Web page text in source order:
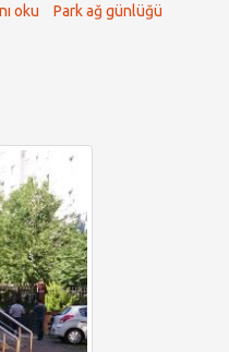
oku
Park ağ günlüğü